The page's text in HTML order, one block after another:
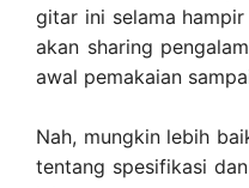
gitar ini selama
akan sharing
awal pemakaian
Nah, mungkin lebih
tentang spesifikasi